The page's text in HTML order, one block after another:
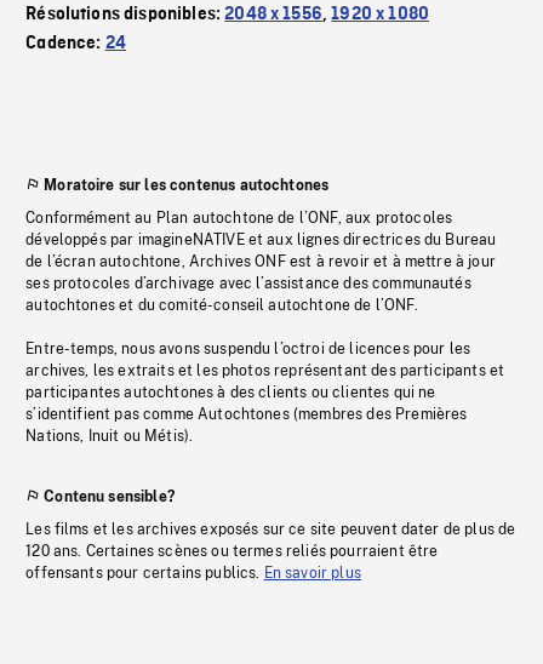
Résolutions disponibles:2048 x 1556,1920 x 1080
Cadence: 24
Moratoire sur les contenus autochtones
Conformément au Plan autochtone de l’ONF, aux protocoles
développés par imagineNATIVE et aux lignes directrices du Bureau
de l’écran autochtone, Archives ONF est à revoir et à mettre à jour
ses protocoles d’archivage avec l’assistance des communautés
autochtones et du comité-conseil autochtone de l’ONF.
Entre-temps, nous avons suspendu l’octroi de licences pour les
archives, les extraits et les photos représentant des participants et
participantes autochtones à des clients ou clientes qui ne
s’identifient pas comme Autochtones (membres des Premières
Nations, Inuit ou Métis).
Contenu sensible?
Les films et les archives exposés sur ce site peuvent dater de plus de
120 ans. Certaines scènes ou termes reliés pourraient être
offensants pour certains publics. En savoir plus